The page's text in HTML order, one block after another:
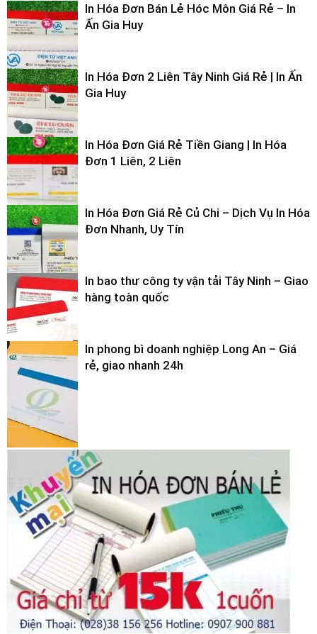
In Hóa Đơn Bán Lẻ Hóc Môn Giá Rẻ – In
Ấn Gia Huy
In Hóa Đơn 2 Liên Tây Ninh Giá Rẻ | In Ấn
Gia Huy
In Hóa Đơn Giá Rẻ Tiền Giang | In Hóa
Đơn 1 Liên, 2 Liên
In Hóa Đơn Giá Rẻ Củ Chi – Dịch Vụ In Hóa
Đơn Nhanh, Uy Tín
In bao thư công ty vận tải Tây Ninh – Giao
hàng toàn quốc
In phong bì doanh nghiệp Long An – Giá
rẻ, giao nhanh 24h